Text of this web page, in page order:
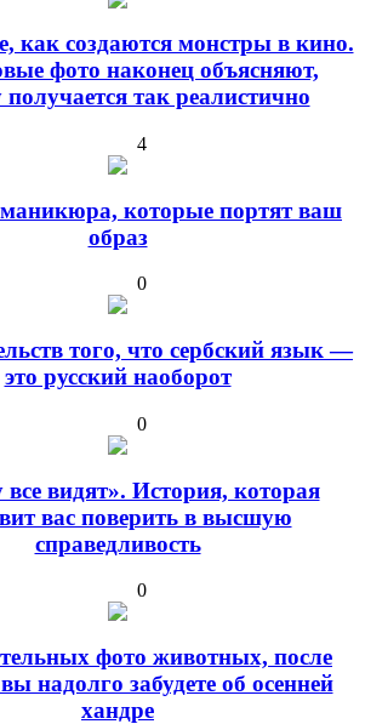
как создаются монстры в кино.
фото наконец объясняют,
так реалистично
4
которые портят ваш
образ
0
того, что сербский язык —
это русский наоборот
0
все видят». История, которая
вас поверить в высшую
справедливость
0
фото животных, после
надолго забудете об осенней
хандре